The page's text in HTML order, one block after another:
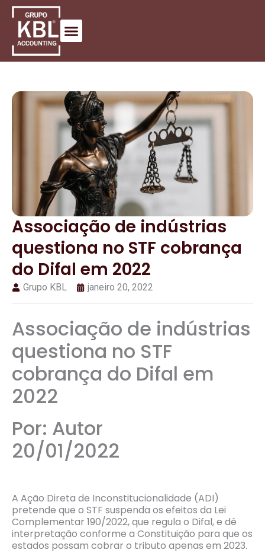
Associação de indústrias
questiona no STF cobrança
do Difal em 2022
Grupo KBL janeiro 20, 2022
Associação de indústrias
questiona no STF
cobrança do Difal em
2022
Por: Autor
20/01/2022
A Ação Direta de Inconstitucionalidade (ADI)
pretende que o STF suspenda os efeitos da Lei
Complementar 190/2022, que regula o Difal, e dê
interpretação conforme a Constituição para que os
estados possam cobrar o tributo apenas em 2023.